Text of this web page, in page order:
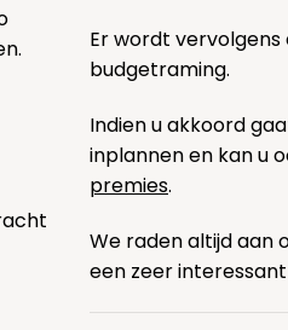
Er wordt
budgetraming.
Indien u akkoord
inplannen en kan u
premies.
We raden altijd aan
een zeer